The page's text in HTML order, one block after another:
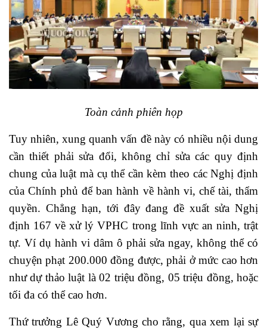
Toàn cảnh phiên họp
Tuy nhiên, xung quanh vấn đề này có nhiều nội dung
cần thiết phải sửa đổi, không chỉ sửa các quy định
chung của luật mà cụ thể cần kèm theo các Nghị định
của Chính phủ để ban hành về hành vi, chế tài, thẩm
quyền. Chẳng hạn, tới đây đang đề xuất sửa Nghị
định 167 về xử lý VPHC trong lĩnh vực an ninh, trật
tự. Ví dụ hành vi dâm ô phải sửa ngay, không thể có
chuyện phạt 200.000 đồng được, phải ở mức cao hơn
như dự thảo luật là 02 triệu đồng, 05 triệu đồng, hoặc
tối đa có thể cao hơn.
Thứ trưởng Lê Quý Vương cho rằng, qua xem lại sự